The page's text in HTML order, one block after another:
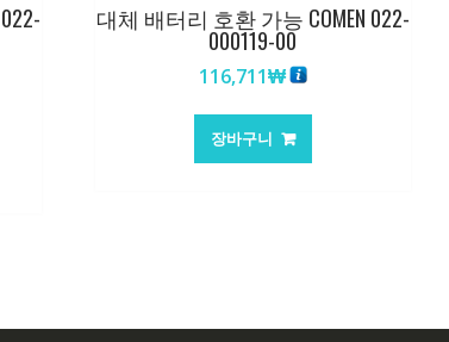
대체 배터리 호환 가능 COMEN 022-
000119-00
116,711₩
장바구니